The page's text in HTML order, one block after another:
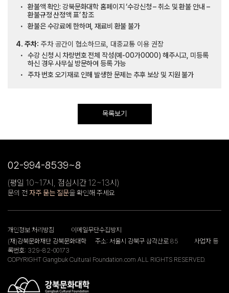
환불액 확인: 강북문화대학 홈페이지 ‘수강신청 – 취소 및 환불 안내 –
환불규정 산정액 표’ 참조
환불은 수강료에 한하며, 재료비 환불 불가
4. 주차: 주차 공간이 협소하므로, 대중교통 이용 권장
수강 신청 시 차량번호 전체 작성(예-00가0000) 해주시고, 미등록
하신 경우 사무실 방문하여 등록 가능
주차 번호 오기재로 인해 발생한 문제는 추후 보상 및 지원 불가
목록보기
02-994-8539~8
(평일 10~17시, 점심시간 12~13시)
문의 전 자주 묻는 질문을 확인해 주세요
개인정보 처리방침
이메일무단수집방지
(재)강북문화재단 강북문화대학
주소: 서울시 강북구 삼각산로 85
사업자 등
록번호: 329-82-00173
COPYRIGHT Gangbuk Cultural Foundation.com ALL RIGHTS RESERVED.